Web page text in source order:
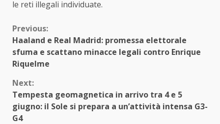
le reti illegali individuate.
Continue
Reading
Previous:
Haaland e Real Madrid: promessa elettorale
sfuma e scattano minacce legali contro Enrique
Riquelme
Next:
Tempesta geomagnetica in arrivo tra 4 e 5
giugno: il Sole si prepara a un’attività intensa G3-
G4